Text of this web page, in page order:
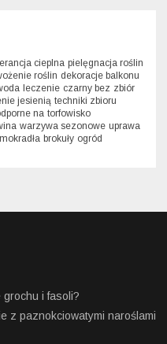
cieplna pielęgnacja roślin
roślin dekoracje balkonu
leczenie czarny bez zbiór
jesienią techniki zbioru
na torfowisko
warzywa sezonowe uprawa
mokradła brokuły ogród
i fasoli?
z paznokciowatymi naroślami